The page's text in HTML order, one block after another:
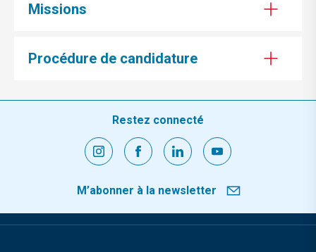
Missions
Procédure de candidature
Restez connecté
M’abonner à la newsletter